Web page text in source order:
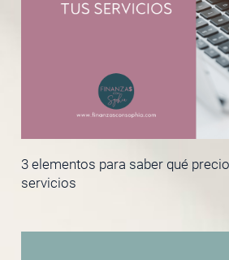
3 elementos para saber qué
servicios